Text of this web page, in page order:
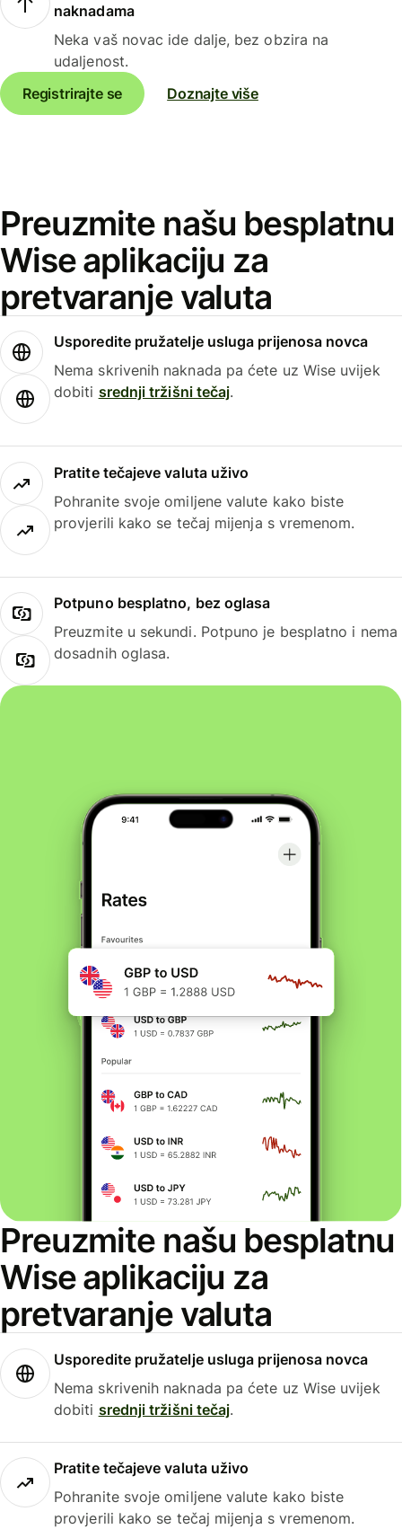
naknadama
Neka vaš novac ide dalje, bez obzira na
udaljenost.
Registrirajte se
Doznajte više
Preuzmite našu besplatnu
Wise aplikaciju za
pretvaranje valuta
Usporedite pružatelje usluga prijenosa novca
Nema skrivenih naknada pa ćete uz Wise uvijek
dobiti srednji tržišni tečaj.
Pratite tečajeve valuta uživo
Pohranite svoje omiljene valute kako biste
provjerili kako se tečaj mijenja s vremenom.
Potpuno besplatno, bez oglasa
Preuzmite u sekundi. Potpuno je besplatno i nema
dosadnih oglasa.
Preuzmite našu besplatnu
Wise aplikaciju za
pretvaranje valuta
Usporedite pružatelje usluga prijenosa novca
Nema skrivenih naknada pa ćete uz Wise uvijek
dobiti srednji tržišni tečaj.
Pratite tečajeve valuta uživo
Pohranite svoje omiljene valute kako biste
provjerili kako se tečaj mijenja s vremenom.